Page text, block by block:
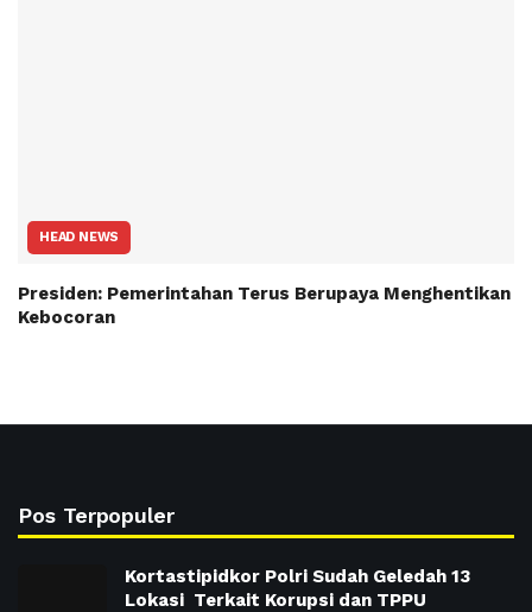
HEAD NEWS
Presiden: Pemerintahan Terus Berupaya Menghentikan
Kebocoran
Pos Terpopuler
Kortastipidkor Polri Sudah Geledah 13
Lokasi Terkait Korupsi dan TPPU